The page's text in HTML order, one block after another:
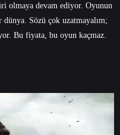
olmaya devam ediyor. Oyunun
Sözü çok uzatmayalım;
Bu fiyata, bu oyun kaçmaz.